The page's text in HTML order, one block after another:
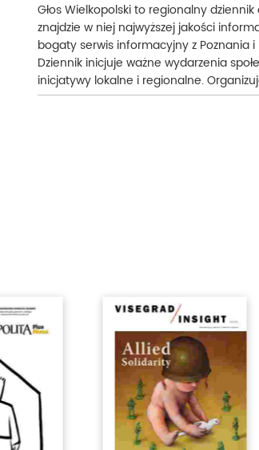
Głos Wielkopolski to regionalny
znajdzie w niej najwyższej jakości
bogaty serwis informacyjny z Poznania
Dziennik inicjuje ważne wydarzenia
inicjatywy lokalne i regionalne.
Poznań